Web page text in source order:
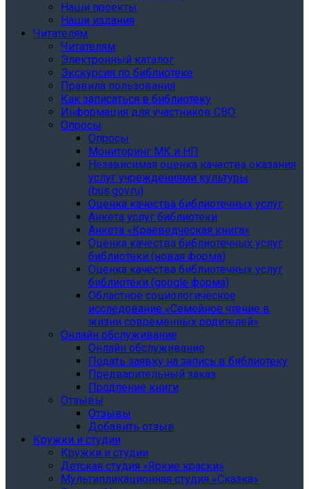
Наши проекты
Наши издания
Читателям
Читателям
Электронный каталог
Экскурсия по библиотеке
Правила пользования
Как записаться в библиотеку
Информация для участников СВО
Опросы
Опросы
Мониторинг МК и НП
Независимая оценка качества оказания
услуг учреждениями культуры
(bus.gov.ru)
Оценка качества библиотечных услуг
Анкета услуг библиотеки
Анкета «Краеведческая книга»
Oценка качества библиотечных услуг
библиотеки (новая форма)
Oценка качества библиотечных услуг
библиотеки (google форма)
Областное социологическое
исследование «Семейное чтение в
жизни современных родителей»
Онлайн обслуживание
Онлайн обслуживание
Подать заявку на запись в библиотеку
Предварительный заказ
Продление книги
Отзывы
Отзывы
Добавить отзыв
Кружки и студии
Кружки и студии
Детская студия «Яркие краски»
Мультипликационная студия «Сказка»